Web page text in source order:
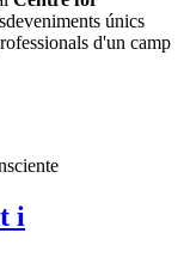
únics
d'un camp
i